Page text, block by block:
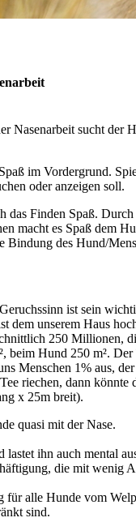
Nasenarbeit sucht der
im Vordergrund.
oder anzeigen soll.
das Finden Spaß.
macht es Spaß dem
Bindung des Hund/
ist sein
dem unserem Haus
250 Millionen,
beim Hund 250 m².
Menschen 1% aus,
riechen, dann könnte
x 25m breit).
quasi mit der Nase.
ihn auch mental
die mit wenig
für alle Hunde vom
sind.